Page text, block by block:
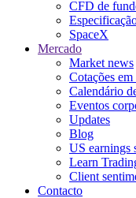
CFD de
SpaceX
Mercado
Market news
Cotações
Calendário
Eventos
Updates
Blog
US earnings
Learn
Client
Contacto